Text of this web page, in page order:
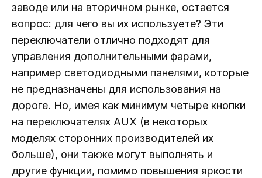
заводе или на вторичном рынке, остается
вопрос: для чего вы их используете? Эти
переключатели отлично подходят для
управления дополнительными фарами,
например светодиодными панелями, которые
не предназначены для использования на
дороге. Но, имея как минимум четыре кнопки
на переключателях AUX (в некоторых
моделях сторонних производителей их
больше), они также могут выполнять и
другие функции, помимо повышения яркости